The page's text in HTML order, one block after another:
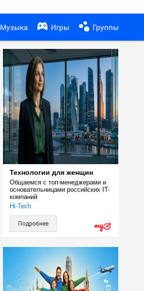
Музыка Игры Группы
Технологии для женщин
Общаемся с топ-менеджерами и
основательницами российских IT-
компаний
Hi-Tech
Подробнее